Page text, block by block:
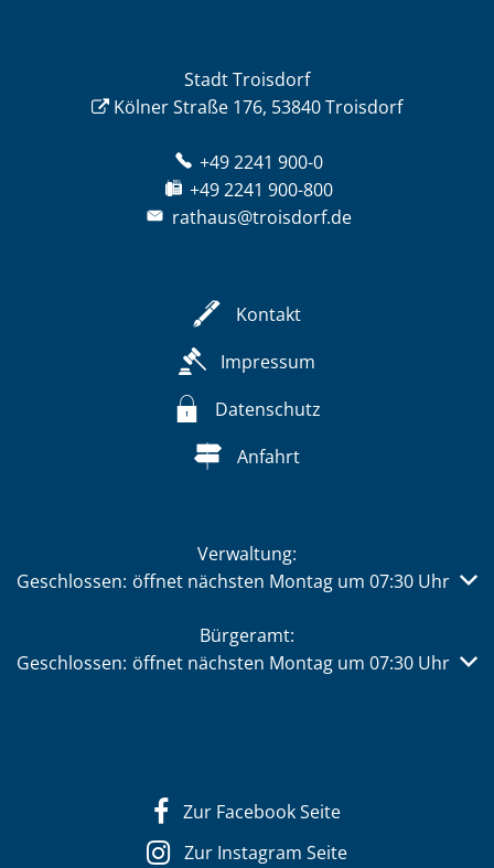
Stadt Troisdorf
Kölner Straße 176, 53840 Troisdorf
+49 2241 900-0
+49 2241 900-800
rathaus@troisdorf.de
Kontakt
Impressum
Datenschutz
Anfahrt
Verwaltung:
Klicken, um weitere Öffnungs- oder Schließzeiten
Geschlossen: öffnet nächsten Montag um 07:30 Uhr
Bürgeramt:
Klicken, um weitere Öffnungs- oder Schließzeiten
Geschlossen: öffnet nächsten Montag um 07:30 Uhr
Zur Facebook Seite
Zur Instagram Seite